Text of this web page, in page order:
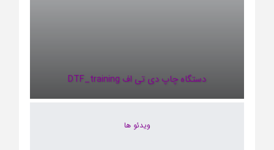
دستگاه چاپ دی تی اف DTF_training
ویدئو ها